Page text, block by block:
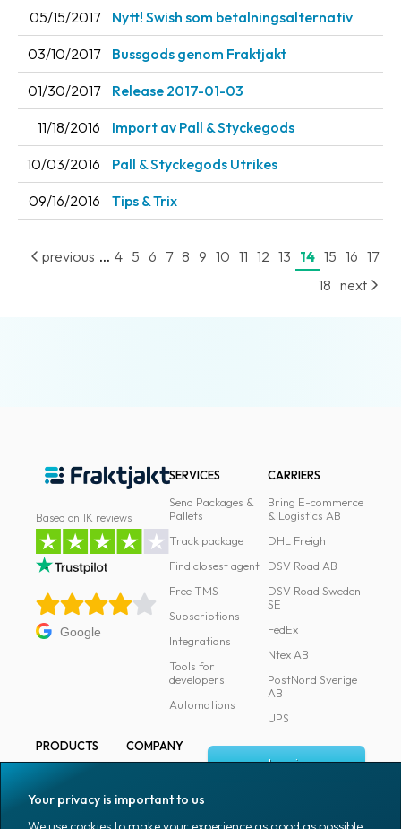
05/15/2017 Nytt! Swish som betalningsalternativ
03/10/2017 Bussgods genom Fraktjakt
01/30/2017 Release 2017-01-03
11/18/2016 Import av Pall & Styckegods
10/03/2016 Pall & Styckegods Utrikes
09/16/2016 Tips & Trix
previous ... 4 5 6 7 8 9 10 11 12 13 14 15 16 17
18 next
Based on 1K reviews
Google
SERVICES
Send Packages &
Pallets
Track package
Find closest agent
Free TMS
Subscriptions
Integrations
Tools for
developers
Automations
CARRIERS
Bring E-commerce
& Logistics AB
DHL Freight
DSV Road AB
DSV Road Sweden
SE
FedEx
Ntex AB
PostNord Sverige
AB
UPS
PRODUCTS
Marking
Packaging
COMPANY
Media
Log in
Sign up
Your privacy is important to us